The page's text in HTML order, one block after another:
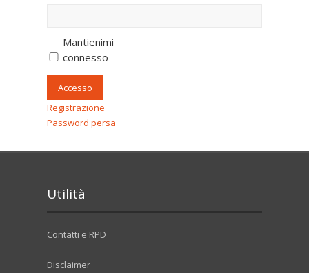
Mantienimi
connesso
Accesso
Registrazione
Password persa
Utilità
Contatti e RPD
Disclaimer